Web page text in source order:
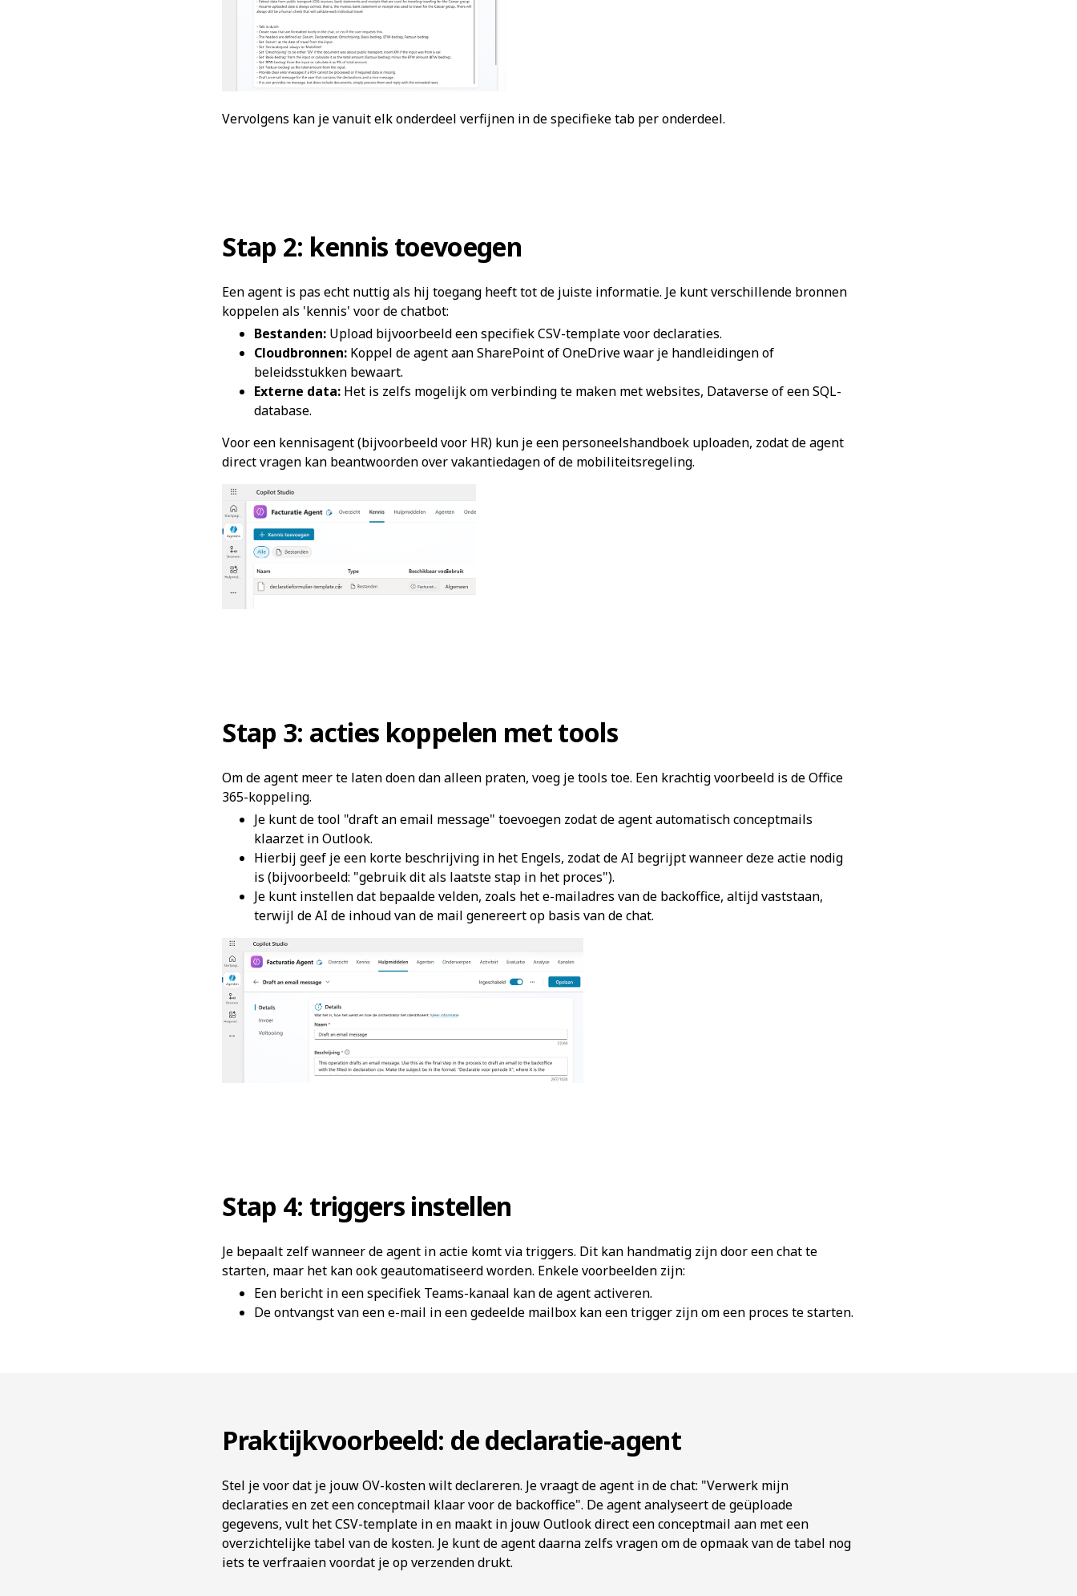
Vervolgens kan je vanuit elk onderdeel verfijnen in de specifieke tab per onderdeel.
Stap 2: kennis toevoegen
Een agent is pas echt nuttig als hij toegang heeft tot de juiste informatie. Je kunt verschillende bronnen
koppelen als 'kennis' voor de chatbot:
Bestanden: Upload bijvoorbeeld een specifiek CSV-template voor declaraties.
Cloudbronnen: Koppel de agent aan SharePoint of OneDrive waar je handleidingen of
beleidsstukken bewaart.
Externe data: Het is zelfs mogelijk om verbinding te maken met websites, Dataverse of een SQL-
database.
Voor een kennisagent (bijvoorbeeld voor HR) kun je een personeelshandboek uploaden, zodat de agent
direct vragen kan beantwoorden over vakantiedagen of de mobiliteitsregeling.
Stap 3: acties koppelen met tools
Om de agent meer te laten doen dan alleen praten, voeg je tools toe. Een krachtig voorbeeld is de Office
365-koppeling.
Je kunt de tool "draft an email message" toevoegen zodat de agent automatisch conceptmails
klaarzet in Outlook.
Hierbij geef je een korte beschrijving in het Engels, zodat de AI begrijpt wanneer deze actie nodig
is (bijvoorbeeld: "gebruik dit als laatste stap in het proces").
Je kunt instellen dat bepaalde velden, zoals het e-mailadres van de backoffice, altijd vaststaan,
terwijl de AI de inhoud van de mail genereert op basis van de chat.
Stap 4: triggers instellen
Je bepaalt zelf wanneer de agent in actie komt via triggers. Dit kan handmatig zijn door een chat te
starten, maar het kan ook geautomatiseerd worden. Enkele voorbeelden zijn:
Een bericht in een specifiek Teams-kanaal kan de agent activeren.
De ontvangst van een e-mail in een gedeelde mailbox kan een trigger zijn om een proces te starten.
Praktijkvoorbeeld: de declaratie-agent
Stel je voor dat je jouw OV-kosten wilt declareren. Je vraagt de agent in de chat: "Verwerk mijn
declaraties en zet een conceptmail klaar voor de backoffice". De agent analyseert de geüploade
gegevens, vult het CSV-template in en maakt in jouw Outlook direct een conceptmail aan met een
overzichtelijke tabel van de kosten. Je kunt de agent daarna zelfs vragen om de opmaak van de tabel nog
iets te verfraaien voordat je op verzenden drukt.